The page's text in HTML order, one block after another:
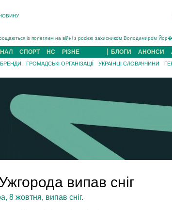
попрощаються із захисником Богданом Югасом, який два роки �...
захисника із Нанкова на Хустщині Юліана Гербея (ФОТО)[/gree...
військовий з Виноградова Ігнат Роздяловський (ФОТО)...
СПОРТ НС РІЗНЕ БЛОГИ АНОНСИ
БРЕНДИ ГРОМАДСЬКІ ОРГАНІЗАЦІЇ УКРАЇНЦІ СЛОВАЧЧИНИ
випав сніг
8 жовтня, випав сніг.